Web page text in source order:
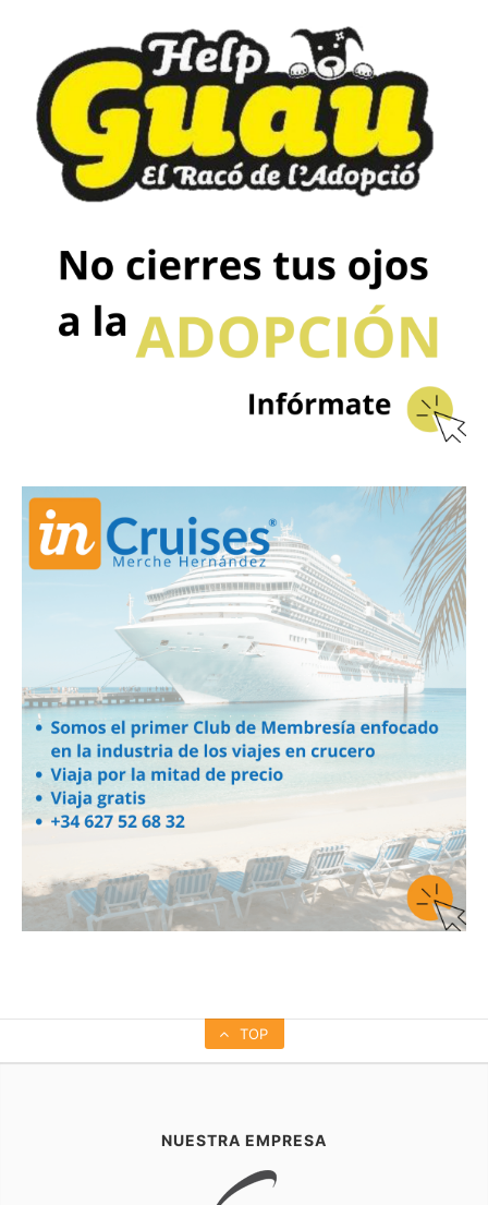
TOP
NUESTRA EMPRESA